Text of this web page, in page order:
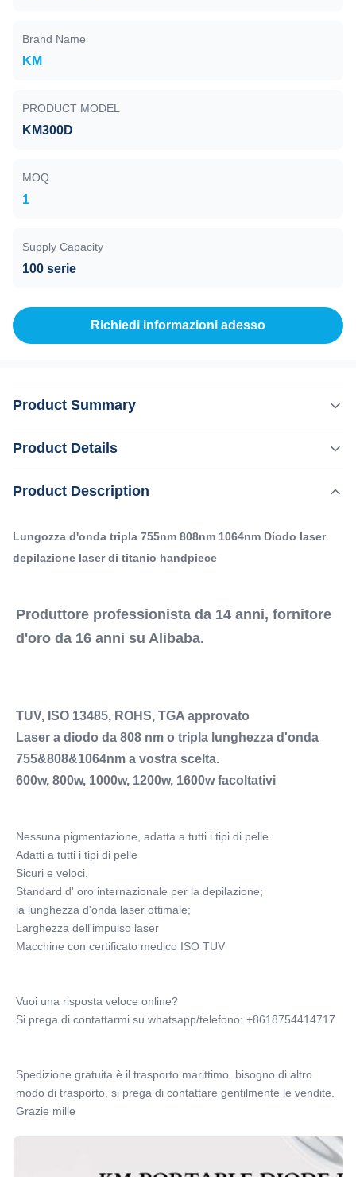
Brand Name
KM
PRODUCT MODEL
KM300D
MOQ
1
Supply Capacity
100 serie
Richiedi informazioni adesso
Product Summary
Alibaba. TUV, ISO 13485, ROHS, TGA approvatoLaser a
755&808&1064nm a vostra scelta.600w, 800w, ...
Product Details
Evidenziare:
Laser Type:
Style:
Feature:
Strettezza della pelle, depilazione, lifting facciale
Application:
Per il commercio
video, del pezzo di ricambio supporto tecnico, de
Warranty:
2 anni
Color:
Verniciatura a colori a macchina gratuita
Languages:
Opzione 24 lingue diverse
Screen:
Sistema di noleggio a distanza per software
Wavelength:
755nm 808nm 1064nm
Spot Size:
adatto al tipo di pelle I-IV
Product Description
Lungozza d'onda tripla 755nm 808nm 1064nm Diodo laser
depilazione laser di titanio handpiece
Produttore professionista da 14 anni, fornitore
d'oro da 16 anni su Alibaba.
TUV, ISO 13485, ROHS, TGA approvato
Laser a diodo da 808 nm o tripla lunghezza d'onda
755&808&1064nm a vostra scelta.
600w, 800w, 1000w, 1200w, 1600w facoltativi
Nessuna pigmentazione, adatta a tutti i tipi di pelle.
Adatti a tutti i tipi di pelle
Sicuri e veloci.
Standard d' oro internazionale per la depilazione;
la lunghezza d'onda laser ottimale;
Larghezza dell'impulso laser
Macchine con certificato medico ISO TUV
Vuoi una risposta veloce online?
Si prega di contattarmi su whatsapp/telefono: +8618754414717
Spedizione gratuita è il trasporto marittimo. bisogno di altro
modo di trasporto, si prega di contattare gentilmente le vendite.
Grazie mille